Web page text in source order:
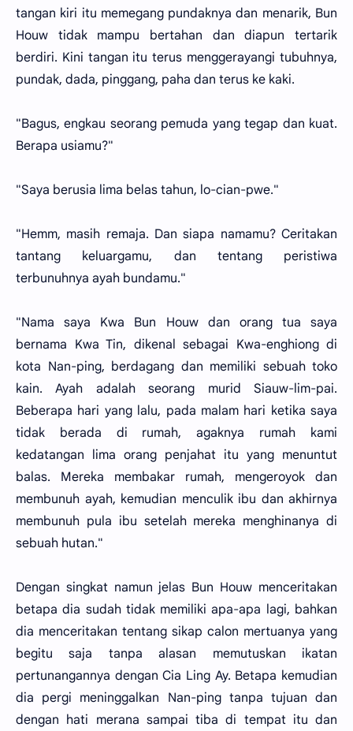
tangan kiri itu memegang pundaknya dan menarik, Bun
Houw tidak mampu bertahan dan diapun tertarik
berdiri. Kini tangan itu terus menggerayangi tubuhnya,
pundak, dada, pinggang, paha dan terus ke kaki.
"Bagus, engkau seorang pemuda yang tegap dan kuat.
Berapa usiamu?"
"Saya berusia lima belas tahun, lo-cian-pwe."
"Hemm, masih remaja. Dan siapa namamu? Ceritakan
tantang keluargamu, dan tentang peristiwa
terbunuhnya ayah bundamu."
"Nama saya Kwa Bun Houw dan orang tua saya
bernama Kwa Tin, dikenal sebagai Kwa-enghiong di
kota Nan-ping, berdagang dan memiliki sebuah toko
kain. Ayah adalah seorang murid Siauw-lim-pai.
Beberapa hari yang lalu, pada malam hari ketika saya
tidak berada di rumah, agaknya rumah kami
kedatangan lima orang penjahat itu yang menuntut
balas. Mereka membakar rumah, mengeroyok dan
membunuh ayah, kemudian menculik ibu dan akhirnya
membunuh pula ibu setelah mereka menghinanya di
sebuah hutan."
Dengan singkat namun jelas Bun Houw menceritakan
betapa dia sudah tidak memiliki apa-apa lagi, bahkan
dia menceritakan tentang sikap calon mertuanya yang
begitu saja tanpa alasan memutuskan ikatan
pertunangannya dengan Cia Ling Ay. Betapa kemudian
dia pergi meninggalkan Nan-ping tanpa tujuan dan
dengan hati merana sampai tiba di tempat itu dan